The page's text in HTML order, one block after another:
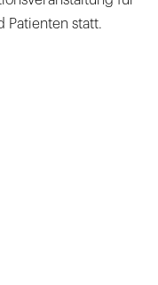
Patienten statt.